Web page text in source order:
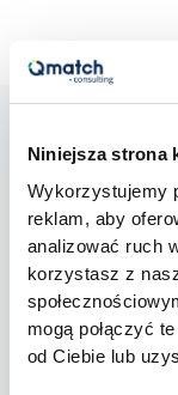
Niniejsza strona
Wykorzystujemy
reklam, aby
analizować ruch
korzystasz z
mogą połączyć
od Ciebie lub